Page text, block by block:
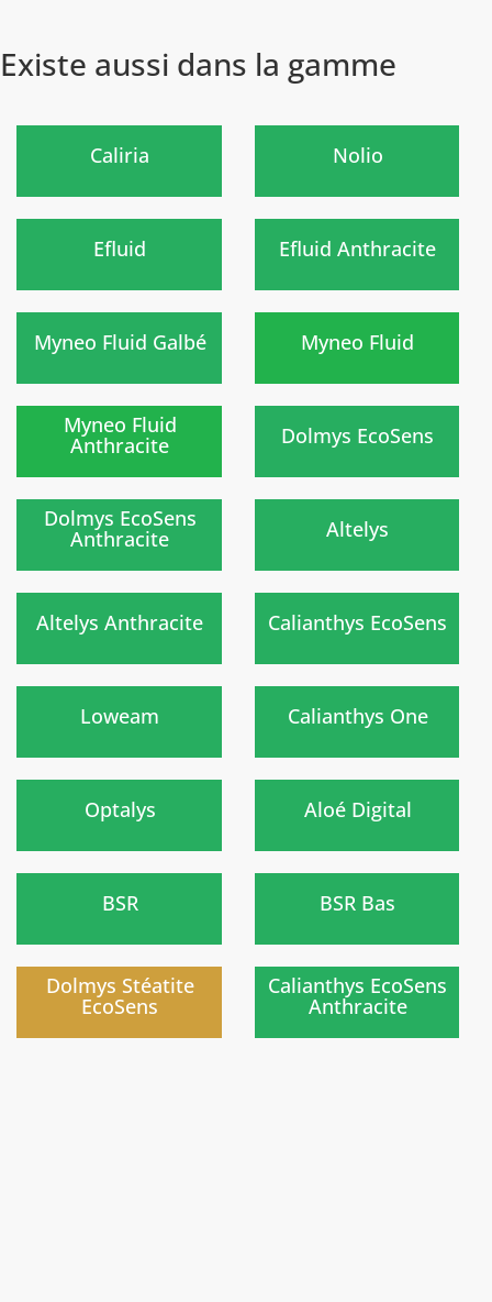
Existe aussi dans la gamme
Caliria Nolio
Efluid
Nouveau
Efluid Anthracite
Nouveau
Myneo Fluid Galbé Myneo Fluid
Myneo Fluid
Anthracite Dolmys EcoSens
)
Dolmys EcoSens
Anthracite Altelys
Nouveau
Altelys Anthracite
Nouveau
Calianthys EcoSens
Loweam
Nouveau
Calianthys One
Optalys Aloé Digital
BSR BSR Bas
Dolmys Stéatite
EcoSens
Calianthys EcoSens
Anthracite